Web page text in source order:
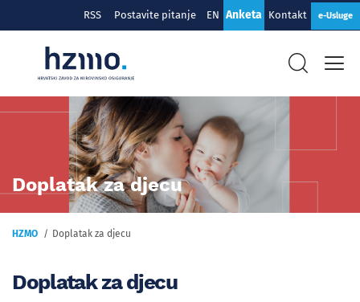
RSS Postavite pitanje EN Anketa Kontakt e-Usluge
Doplatak za djecu
HZMO Doplatak za djecu
Doplatak za djecu